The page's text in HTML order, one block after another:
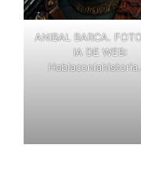
ANIBAL BARCA.
IA DE WEB: